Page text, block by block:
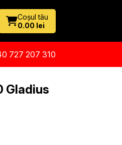
Coșul tău
0.00 lei
727 207 310
Gladius